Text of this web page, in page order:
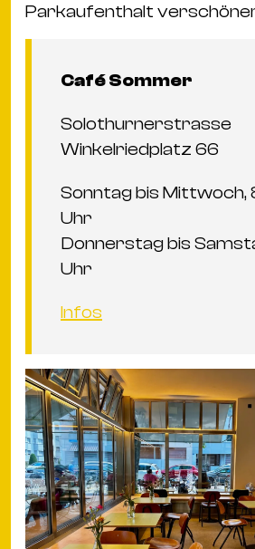
Parkaufenthalt
Café Sommer
Solothurnerstrasse
Winkelriedplatz 66
Sonntag bis Mittwoch,
Uhr
Donnerstag bis
Uhr
Infos